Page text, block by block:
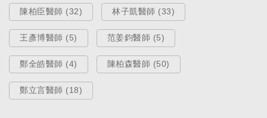
陳柏臣醫師 (32) 林子凱醫師 (33)
王彥博醫師 (5) 范姜鈞醫師 (5)
鄭全皓醫師 (4) 陳柏森醫師 (50)
鄭立言醫師 (18)